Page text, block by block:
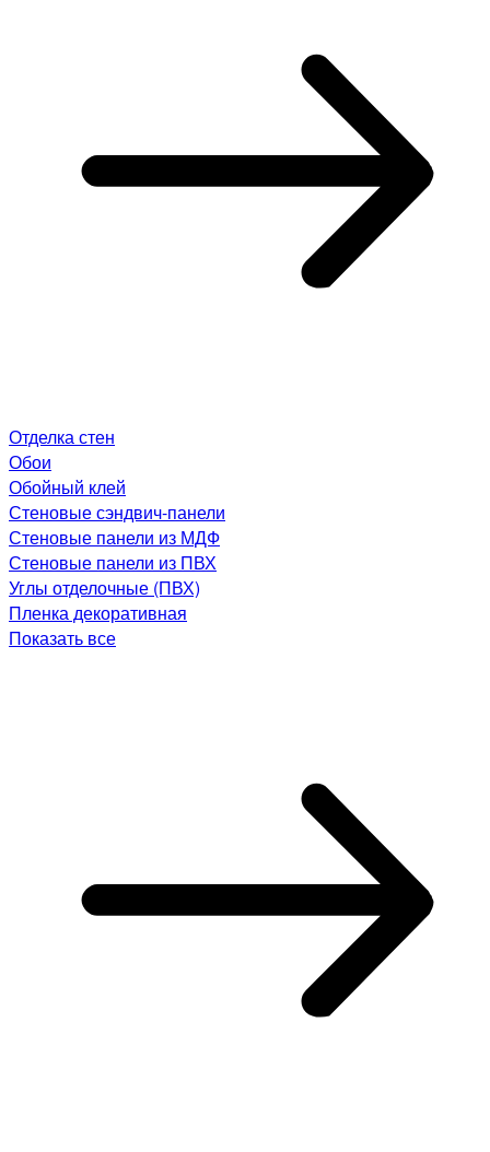
Отделка стен
Обои
Обойный клей
Стеновые сэндвич-панели
Стеновые панели из МДФ
Стеновые панели из ПВХ
Углы отделочные (ПВХ)
Пленка декоративная
Показать все